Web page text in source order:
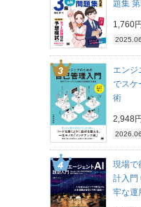
題集
1,760
エンジ
でスケ
術
2,948
現場で
計入門
牢な運